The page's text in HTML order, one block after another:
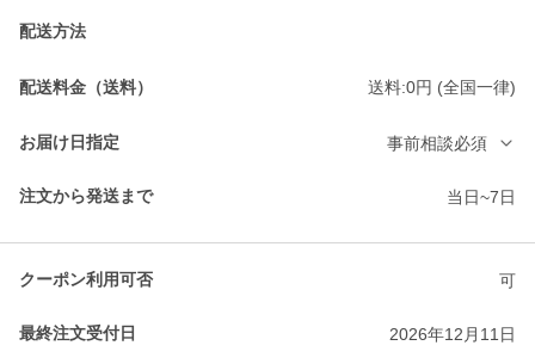
配送方法
配送料金（送料） 送料:0円 (全国一律)
お届け日指定 事前相談必須
注文から発送まで 当日~7日
クーポン利用可否 可
最終注文受付日 2026年12月11日